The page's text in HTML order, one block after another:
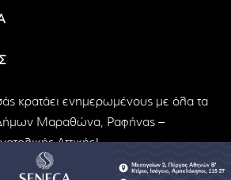
κρατάει ενημερωμένους με όλα τα
Δήμων Μαραθώνα, Ραφήνας –
Αττικής!